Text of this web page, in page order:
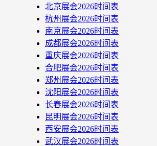
北京展会2026时间表
杭州展会2026时间表
南京展会2026时间表
成都展会2026时间表
重庆展会2026时间表
合肥展会2026时间表
郑州展会2026时间表
沈阳展会2026时间表
长春展会2026时间表
昆明展会2026时间表
西安展会2026时间表
武汉展会2026时间表